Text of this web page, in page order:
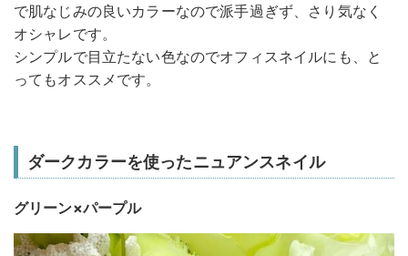
で肌なじみの良いカラーなので派手過ぎず、さり気なく
オシャレです。
シンプルで目立たない色なのでオフィスネイルにも、と
ってもオススメです。
ダークカラーを使ったニュアンスネイル
グリーン×パープル